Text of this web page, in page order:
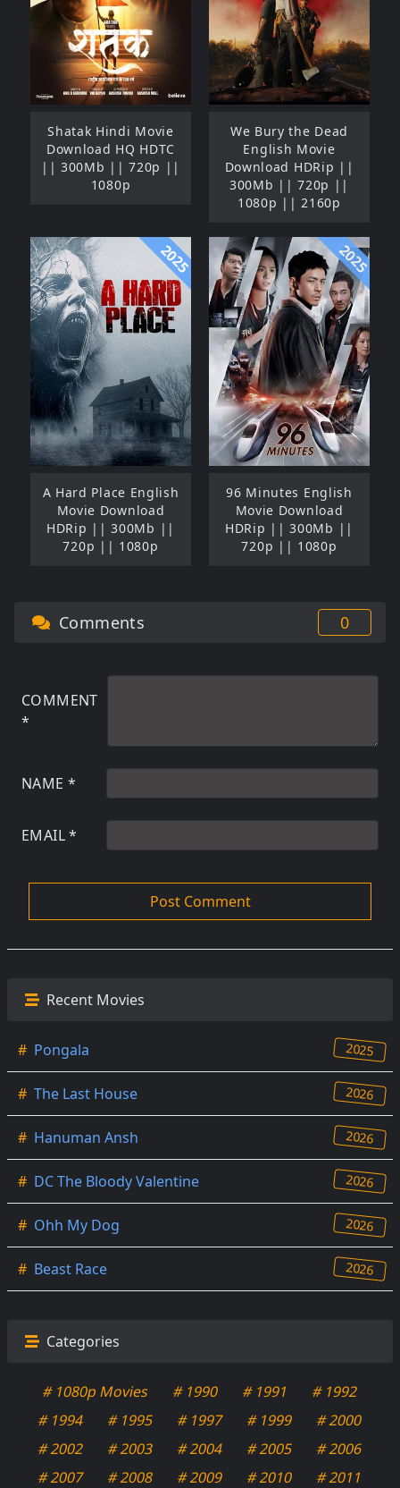
Shatak Hindi Movie
Download HQ HDTC
|| 300Mb || 720p ||
1080p
We Bury the Dead
English Movie
Download HDRip ||
300Mb || 720p ||
1080p || 2160p
2025
A Hard Place English
Movie Download
HDRip || 300Mb ||
720p || 1080p
2025
96 Minutes English
Movie Download
HDRip || 300Mb ||
720p || 1080p
Comments 0
COMMENT
*
NAME *
EMAIL*
Recent Movies
# Pongala 2025
# The Last House 2026
# Hanuman Ansh 2026
# DC The Bloody Valentine 2026
# Ohh My Dog 2026
# Beast Race 2026
Categories
# 1080p Movies # 1990 # 1991
# 1992
# 1994
# 1995 # 1997 # 1999
# 2000
# 2002
# 2003 # 2004 # 2005
# 2006
# 2007
# 2008 # 2009 # 2010
# 2011